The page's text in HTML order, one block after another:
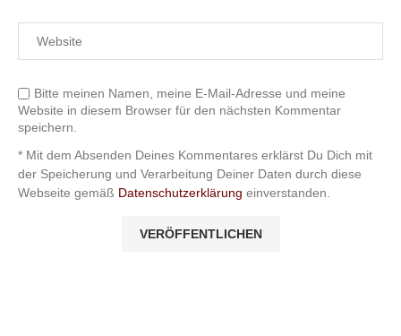
Bitte meinen Namen, meine E-Mail-Adresse und meine
Website in diesem Browser für den nächsten Kommentar
speichern.
* Mit dem Absenden Deines Kommentares erklärst Du Dich mit
der Speicherung und Verarbeitung Deiner Daten durch diese
Webseite gemäß Datenschutzerklärung einverstanden.